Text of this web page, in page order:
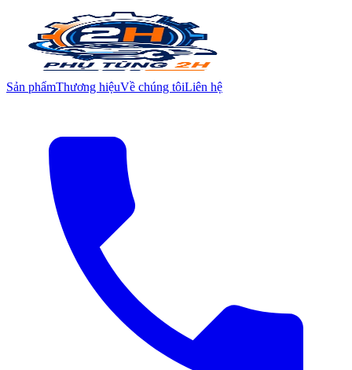
Sản phẩmThương hiệuVề chúng tôiLiên hệ